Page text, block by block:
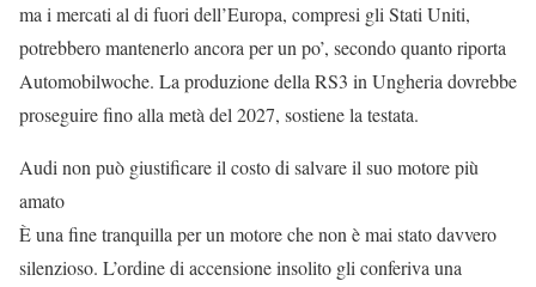
ma i mercati al di fuori dell’Europa, compresi gli Stati Uniti,
potrebbero mantenerlo ancora per un po’, secondo quanto riporta
Automobilwoche. La produzione della RS3 in Ungheria dovrebbe
proseguire fino alla metà del 2027, sostiene la testata.
Audi non può giustificare il costo di salvare il suo motore più
amato
È una fine tranquilla per un motore che non è mai stato davvero
silenzioso. L’ordine di accensione insolito gli conferiva una